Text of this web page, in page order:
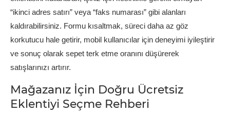
“ikinci adres satırı” veya “faks numarası” gibi alanları
kaldırabilirsiniz. Formu kısaltmak, süreci daha az göz
korkutucu hale getirir, mobil kullanıcılar için deneyimi iyileştirir
ve sonuç olarak sepet terk etme oranını düşürerek
satışlarınızı artırır.
Mağazanız İçin Doğru Ücretsiz
Eklentiyi Seçme Rehberi